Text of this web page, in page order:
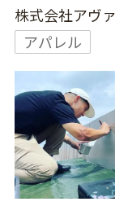
株式会社アヴ
アパレル